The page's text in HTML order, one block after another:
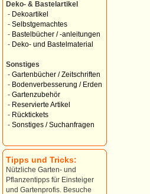
Deko- & Bastelartikel
- Dekoartikel
- Selbstgemachtes
- Bastelbücher / -anleitungen
- Deko- und Bastelmaterial
Sonstiges
- Gartenbücher / Zeitschriften
- Bodenverbesserung / Erden
- Gartenzubehör
- Reservierte Artikel
- Rücktickets
- Sonstiges / Suchanfragen
Tipps und Tricks:
Nützliche Garten- und
Pflanzentipps für Einsteiger
und Gartenprofis. Besuche